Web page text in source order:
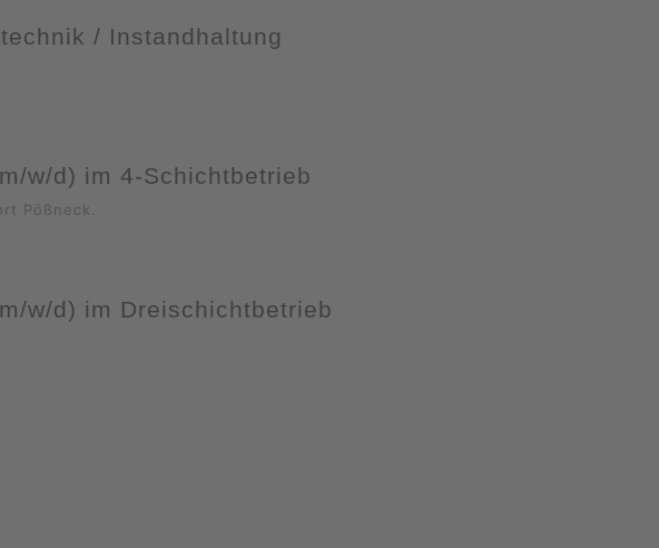
/ Instandhaltung
w/d) im 4-Schichtbetrieb
Pößneck.
w/d) im Dreischichtbetrieb